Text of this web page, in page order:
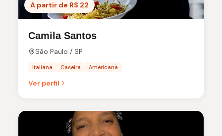
A partir de R$ 22
Camila Santos
São Paulo / SP
Italiana Caseira Americana
Ver perfil